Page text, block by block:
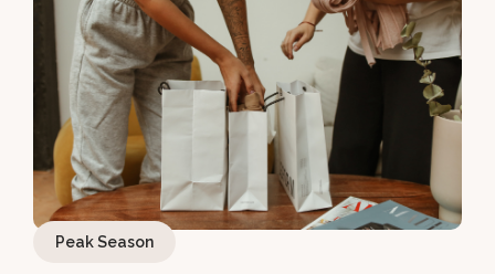
Peak Season